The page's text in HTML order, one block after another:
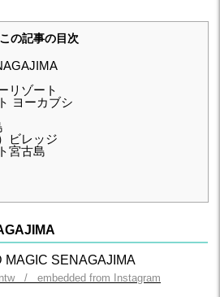
この記事の目次
リゾート
ヨーカブシ
ビレッジ
宮古島
/ embedded from Instagram